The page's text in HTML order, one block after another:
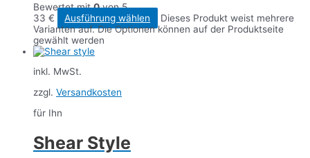
Bewertet mit0von 5
33 € Ausführung wählen
Dieses Produkt weist mehrere
Varianten auf. Die Optionen können auf der Produktseite
gewählt werden
inkl. MwSt.
zzgl. Versandkosten
für Ihn
Shear Style